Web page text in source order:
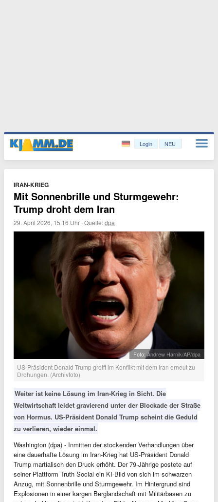
Login NEU
IRAN-KRIEG
Mit Sonnenbrille und Sturmgewehr:
Trump droht dem Iran
29. April 2026, 15:16 Uhr ·Quelle:dpa
Foto: Andrew Harnik/AP/dpa
US-Präsident Donald Trump greift im Konflikt mit dem Iran erneut zu
Drohungen. (Archivfoto)
Weiter ist keine Lösung im Iran-Krieg in Sicht. Die
Weltwirtschaft leidet gravierend unter der Blockade der Straße
von Hormus. US-Präsident Donald Trump scheint die Geduld
zu verlieren, wieder einmal.
Washington (dpa) - Inmitten der stockenden Verhandlungen über
eine dauerhafte Lösung im Iran-Krieg hat US-Präsident Donald
Trump martialisch den Druck erhöht. Der 79-Jährige postete auf
seiner Plattform Truth Social ein KI-Bild von sich im schwarzen
Anzug, mit Sonnenbrille und Sturmgewehr. Im Hintergrund sind
Explosionen in einer kargen Berglandschaft mit Militärbasen zu